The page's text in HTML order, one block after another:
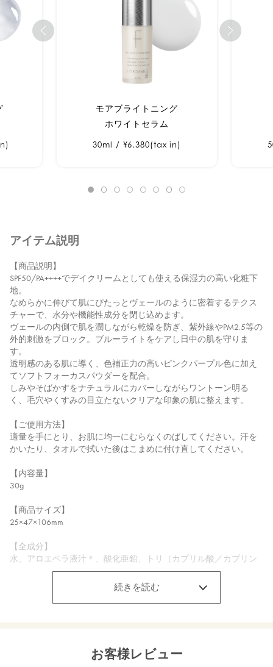
モアブライトニング
ホワイトセラム
30ml / ¥6,380(tax in)
アイテム説明
【商品説明】
SPF50/PA++++でデイクリームとしても使える保湿力の高い化粧下
地。
なめらかに伸びて肌にぴたっとヴェールのように密着するテクス
チャーで、水分や機能性成分を閉じ込めます。
ヴェールの内側で肌を潤しながら乾燥を防ぎ、紫外線やPM2.5等の
外的刺激をブロック。ブルーライトをケアし日中の肌を守りま
す。
透明感のある肌に導く、色補正力の高いピンクパープル色に加え
てソフトフォーカスパウダーを配合。
しみやそばかすをナチュラルにカバーしながらワントーン明る
く、毛穴やくすみの目立たないクリアな印象の肌に整えます。
【ご使用方法】
適量を手にとり、お肌に均一にむらなくのばしてください。汗を
かいたり、タオルで拭いた後はこまめに付け直してください。
【内容量】
30g
【商品サイズ】
25×47×106mm
【全成分】
水、アロエベラ液汁＊、酸化亜鉛、トリ（カプリル酸／カプリン
酸）グリセリル、（カプリル酸／カプリン酸）ヤシアルキル、
（Ｃ１５－１９）アルカン、ステアリン酸ポリグリセリル－１
０、エリスリトール、ステアリン酸ソルビタン、ベヘニルアルコ
ジ葉エキス、ツバキ花エキス、加水分解コメヌカエキス、ビサボ
続きを読む
お客様レビュー